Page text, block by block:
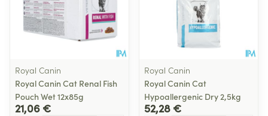
Royal Canin
Royal Canin Cat Renal Fish
Pouch Wet 12x85g
21,06 €
Royal Canin
Royal Canin Cat
Hypoallergenic Dry 2,5kg
52,28 €